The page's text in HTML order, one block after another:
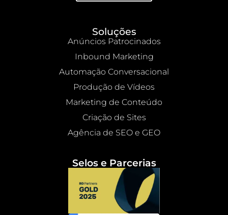
Soluções
Anúncios Patrocinados
Inbound Marketing
Automação Conversacional
Produção de Vídeos
Marketing de Conteúdo
Criação de Sites
Agência de SEO e GEO
Selos e Parcerias